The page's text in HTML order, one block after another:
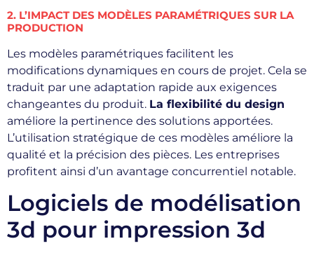
2. L’IMPACT DES MODÈLES PARAMÉTRIQUES SUR LA
PRODUCTION
Les modèles paramétriques facilitent les
modifications dynamiques en cours de projet. Cela se
traduit par une adaptation rapide aux exigences
changeantes du produit. La flexibilité du design
améliore la pertinence des solutions apportées.
L’utilisation stratégique de ces modèles améliore la
qualité et la précision des pièces. Les entreprises
profitent ainsi d’un avantage concurrentiel notable.
Logiciels de modélisation
3d pour impression 3d